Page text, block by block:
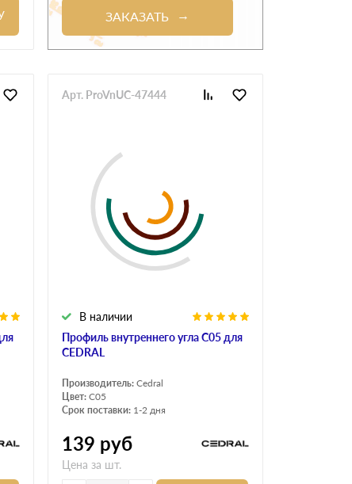
ЗАКАЗАТЬ
Профиль внутреннего угла С05 для
CEDRAL
В наличии
Арт. ProVnUC-47444
Производитель: Cedral
Цвет: C05
Срок поставки: 1-2 дня
139 руб
Цена за шт.